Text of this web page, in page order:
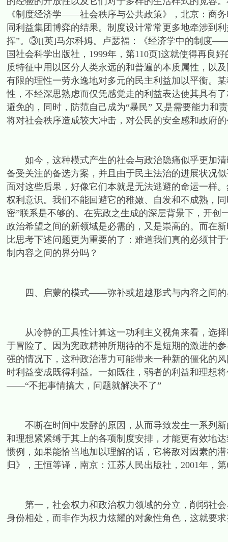
《制度经济学——社会秩序与公共政策》，北京：商
同利益集团博弈的结果。制度设计常常更多地牵涉到
挥”。③[[英]马尔科姆。卢瑟福：《经济学中的制度
国社会科学出版社，1999年，第110页]这就使得再良
质特征中用以区分人类永远的和普遍的本质属性，以
有限的理性一劳永逸地对多元的民主利益加以平衡。
性，不经深思熟虑而仅凭感觉走的利益表达使其具有
避免的，同时，防范自己成为“暴民” 又是需要能力和
将对社会秩序造成较大冲击，对公民的安全感和政府
如今，这种模式产生的社会与政治隐痛似乎更加清
备受关注的备选方案，并且由于民主法治的进展状况
面对这些后果，好像它们本就是无法逃避的命运一样
权利意识。我们不能回避它的稚嫩、自发和不成熟，
密”联系是不够的。在宪政之生成的深层背景下，开
政治希望之间的新领域是必需的，又是崇高的。而在
比思考下述问题更为重要的了：难道我们真的必须甘
制内容之间的界分吗？
四、启蒙的模式——弥补或超越形式与内容之间的
从冷静的工具性计算这一功利主义视角来看，选择
于冒险了。因为宪政精神所期待的不是短期的激进的
强的情况下，这种政治潜力可能带来一种新的僵化的
时利益变成既得利益。一如既往，弱者的利益和理想
——“不把事情搞大，问题就解决不了”
不断在时间中发酵的原因，从而导致发生一系列新
和理想紧紧缚于其上的各项制度安排，才能更有效地
惯例，如果能恰当地加以理解的话，它将敌对因素的
归》，王恒等译，南京：江苏人民出版社，2001年，
第一，社会权力和政治权力领域的分立，削弱社会
身份相处，而非作为权力炫耀的对象性角色，这就要